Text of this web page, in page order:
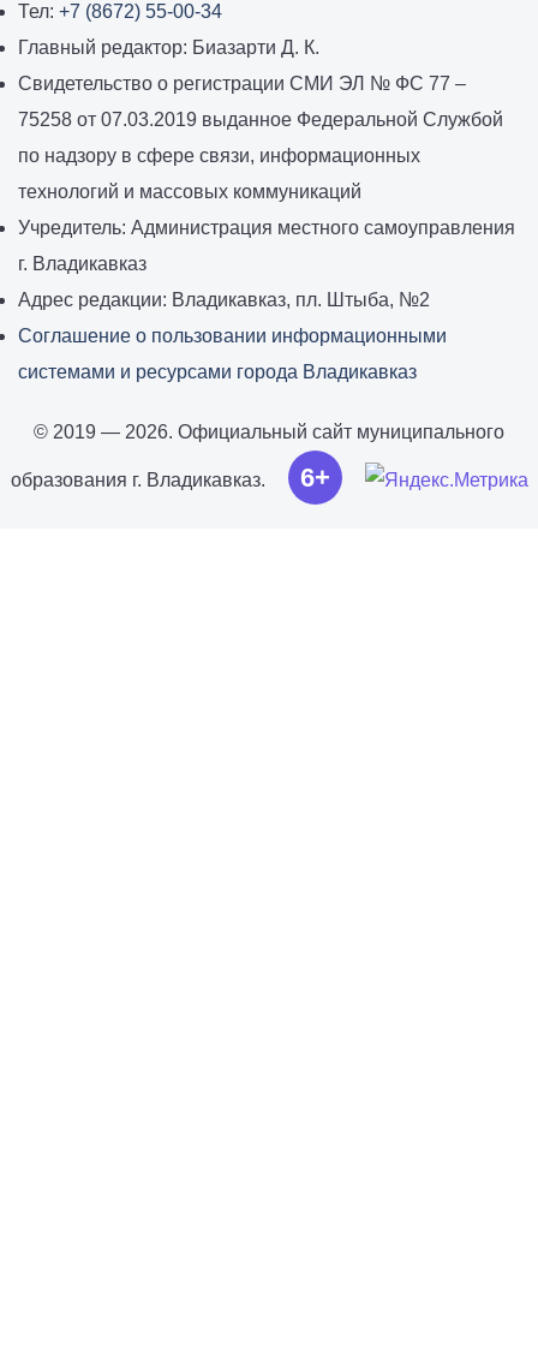
Тел: +7 (8672) 55-00-34
Главный редактор: Биазарти Д. К.
Свидетельство о регистрации СМИ ЭЛ № ФС 77 –
75258 от 07.03.2019 выданное Федеральной Службой
по надзору в сфере связи, информационных
технологий и массовых коммуникаций
Учредитель: Администрация местного самоуправления
г. Владикавказ
Адрес редакции: Владикавказ, пл. Штыба, №2
Соглашение о пользовании информационными
системами и ресурсами города Владикавказ
© 2019 — 2026. Официальный сайт муниципального
образования г. Владикавказ. 6+